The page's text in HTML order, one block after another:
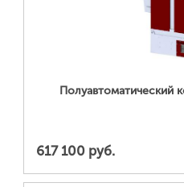
Полуавтоматический
617 100 руб.